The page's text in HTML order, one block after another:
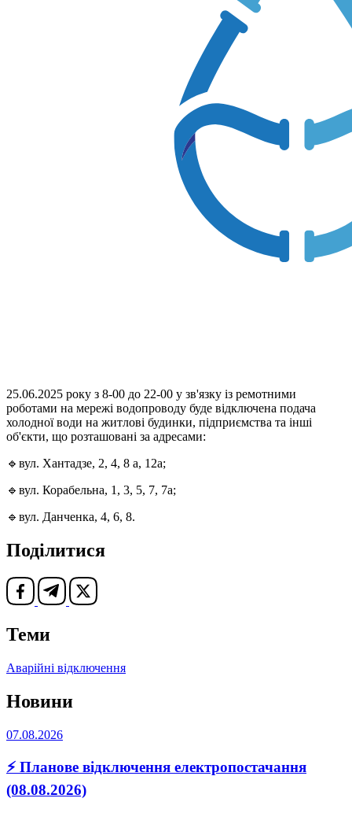
25.06.2025 року з 8-00 до 22-00 у зв'язку із ремотними
роботами на мережі водопроводу буде відключена подача
холодної води на житлові будинки, підприємства та інші
об'єкти, що розташовані за адресами:
🔹вул. Хантадзе, 2, 4, 8 а, 12а;
🔹вул. Корабельна, 1, 3, 5, 7, 7а;
🔹вул. Данченка, 4, 6, 8.
Поділитися
Теми
Аварійні відключення
Новини
07.08.2026
⚡ Планове відключення електропостачання
(08.08.2026)